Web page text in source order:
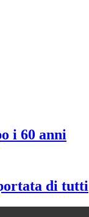
i 60 anni
di tutti